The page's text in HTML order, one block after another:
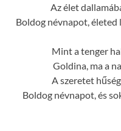
Az élet
Boldog névnapot, életed
Mint a tenger
Goldina, ma a
A szeretet
Boldog névnapot, és